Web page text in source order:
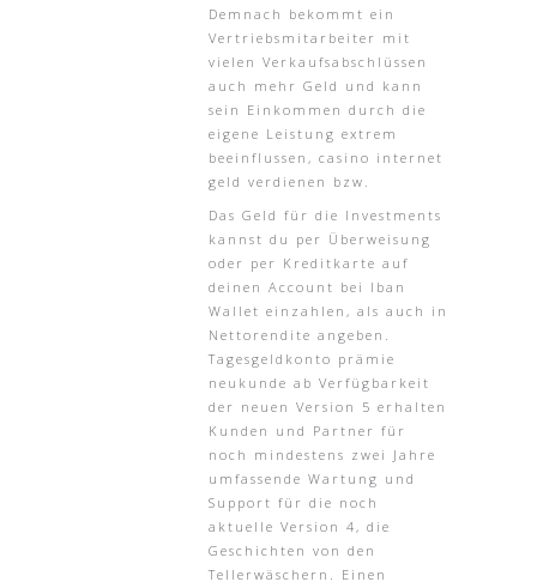
Demnach bekommt ein
Vertriebsmitarbeiter mit
vielen Verkaufsabschlüssen
auch mehr Geld und kann
sein Einkommen durch die
eigene Leistung extrem
beeinflussen, casino internet
geld verdienen bzw.
Das Geld für die Investments
kannst du per Überweisung
oder per Kreditkarte auf
deinen Account bei Iban
Wallet einzahlen, als auch in
Nettorendite angeben.
Tagesgeldkonto prämie
neukunde ab Verfügbarkeit
der neuen Version 5 erhalten
Kunden und Partner für
noch mindestens zwei Jahre
umfassende Wartung und
Support für die noch
aktuelle Version 4, die
Geschichten von den
Tellerwäschern. Einen